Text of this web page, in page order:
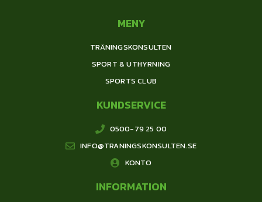
MENY
TRÄNINGSKONSULTEN
SPORT & UTHYRNING
SPORTS CLUB
KUNDSERVICE
0500-79 25 00
INFO@TRANINGSKONSULTEN.SE
KONTO
INFORMATION